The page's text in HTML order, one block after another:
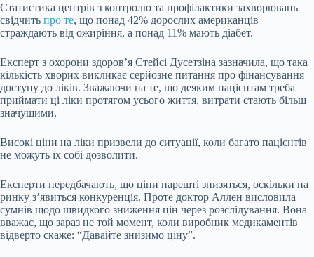
Статистика центрів з контролю та профілактики захворювань
свідчить про те, що понад 42% дорослих американців
страждають від ожиріння, а понад 11% мають діабет.
Експерт з охорони здоров’я Стейсі Дусетзіна зазначила, що така
кількість хворих викликає серйозне питання про фінансування
доступу до ліків. Зважаючи на те, що деяким пацієнтам треба
приймати ці ліки протягом усього життя, витрати стають більш
значущими.
Високі ціни на ліки призвели до ситуації, коли багато пацієнтів
не можуть їх собі дозволити.
Експерти передбачають, що ціни нарешті знизяться, оскільки на
ринку з’явиться конкуренція. Проте доктор Аллен висловила
сумнів щодо швидкого зниження цін через розслідування. Вона
вважає, що зараз не той момент, коли виробник медикаментів
відверто скаже: “Давайте знизимо ціну”.